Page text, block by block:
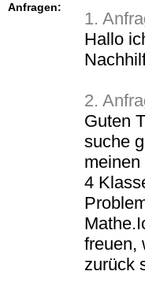
Anfragen:
1.
Hallo
2.
Guten
suche
4
freuen,
zurück